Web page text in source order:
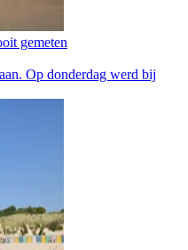
gemeten
Op donderdag werd bij